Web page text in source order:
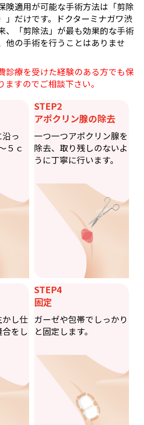
険適用が可能な手術方法は「剪除
」だけです。ドクターミナガワ渋
、「剪除法」が最も効果的な手術
他の手術を行うことはありませ
診療を受けた経験のある方でも保
すのでご相談下さい。
っ
５ｃ
STEP2
アポクリン腺の除去
一つ一つアポクリン腺を
除去、取り残しのないよ
うに丁寧に行います。
し仕
をし
STEP4
固定
ガーゼや包帯でしっかり
と固定します。